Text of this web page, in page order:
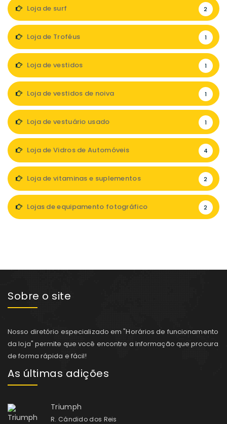
Loja de surf 2
Loja de Troféus 1
Loja de vestidos 1
Loja de vestidos de noiva 1
Loja de vestuário usado 1
Loja de Vidros de Automóveis 4
Loja de vitaminas e suplementos 2
Lojas de equipamento fotográfico 2
Sobre o site
Nosso diretório especializado em "Horários de funcionamento
da loja" permite que você encontre a informação que procura
de forma rápida e fácil!
As últimas adições
Triumph
R. Cândido dos Reis